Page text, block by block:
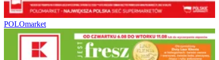
POLOmarket